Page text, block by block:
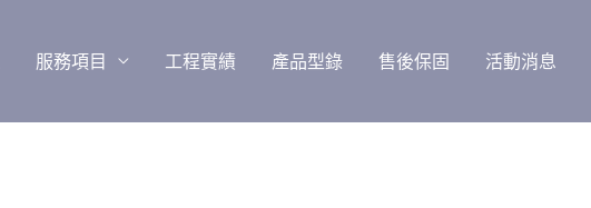
服務項目 工程實績 產品型錄 售後保固 活動消息